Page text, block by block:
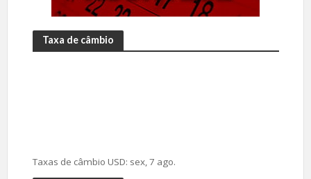
Taxa de câmbio
Taxas de câmbio USD: sex, 7 ago.